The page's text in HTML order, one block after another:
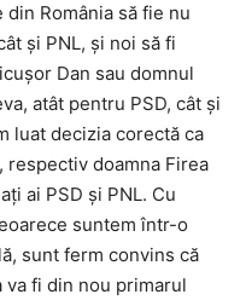
România să fie nu
şi PNL, şi noi să fi
Dan sau domnul
atât pentru PSD, cât şi
luat decizia corectă ca
doamna Firea
ai PSD şi PNL. Cu
suntem într-o
sunt ferm convins că
va fi din nou primarul